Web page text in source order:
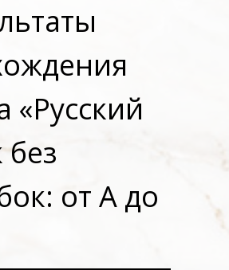
«Русский
от А до